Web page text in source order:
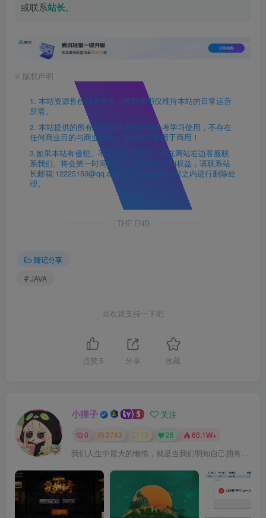
或联系站长。
© 版权声明
1. 本站资源售价只是赞助，收取费用仅维持本站的日常运营
所需。
2. 本站提供的所有资源仅供本地单机参考学习使用，不存在
任何商业目的与商业用途，请大家不要用于商用！
3.如果本站有侵犯、不妥之处的资源，请在网站右边客服联
系我们。将会第一时间解决！若侵犯到您的权益，请联系站
长邮箱:12225150@qq.com 我们会在24h小时之内进行删除处
理。
THE END
随记分享
# JAVA
喜欢就支持一下吧
点赞 5 分享 收藏
小狸子 关注
0 3743 13 26 60.1W+
我们人生中最大的懒惰，就是当我们明知自己拥有作出选择的能力，却不去主动改变而是放任它的生活态度